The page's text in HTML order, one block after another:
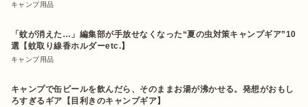
キャンプ用品
「蚊が消えた…」編集部が手放せなくなった“夏の虫対策キャンプギア”10
選【蚊取り線香ホルダーetc.】
キャンプ用品
キャンプで缶ビールを飲んだら、そのままお湯が沸かせる。発想がおもし
ろすぎるギア【目利きのキャンプギア】